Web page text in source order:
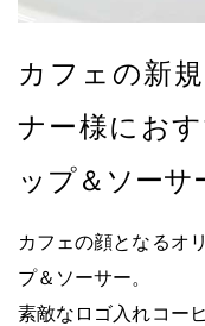
カフェの新
ナー様にお
ップ＆ソーサ
カフェの顔となるオ
プ＆ソーサー。
素敵なロゴ入れコー